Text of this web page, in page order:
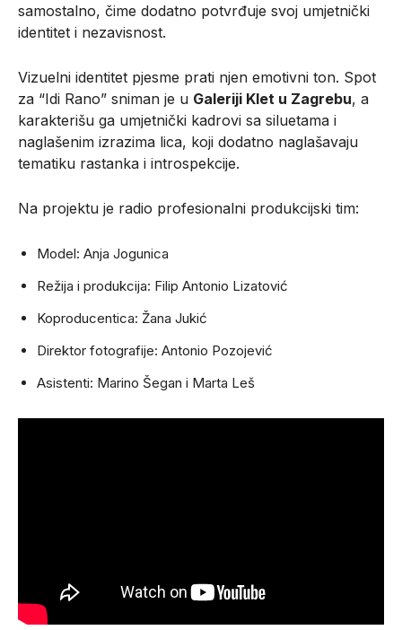
samostalno, čime dodatno potvrđuje svoj umjetnički
identitet i nezavisnost.
Vizuelni identitet pjesme prati njen emotivni ton. Spot
za “Idi Rano” sniman je u Galeriji Klet u Zagrebu, a
karakterišu ga umjetnički kadrovi sa siluetama i
naglašenim izrazima lica, koji dodatno naglašavaju
tematiku rastanka i introspekcije.
Na projektu je radio profesionalni produkcijski tim:
Model: Anja Jogunica
Režija i produkcija: Filip Antonio Lizatović
Koproducentica: Žana Jukić
Direktor fotografije: Antonio Pozojević
Asistenti: Marino Šegan i Marta Leš